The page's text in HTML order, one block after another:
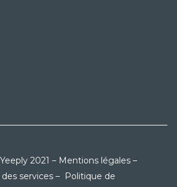
2021 – Mentions légales –
services – Politique de